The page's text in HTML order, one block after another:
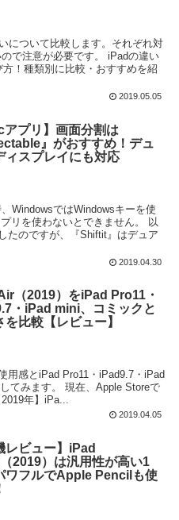
について比較します。それぞれ対
で注意が必要です。 iPadの違い
！種類別に比較・おすすめを紹
2019.05.05
アプリ】画面分割は
』がおすすめ！デュ
ィスプレイにも対応
WindowsではWindowsキーを使
リを使わないとできません。 以
たのですが、『Shiftit』はデュア
2019.04.30
（2019）をiPad Pro11・
・iPad mini、コミックと
を比較【レビュー】
用感とiPad Pro11・iPad9.7・iPad
てみます。 現在、Apple Storeで
年】iPa...
2019.04.05
レビュー】iPad
2019）は汎用性が高い1
ワフルでApple Pencilも使